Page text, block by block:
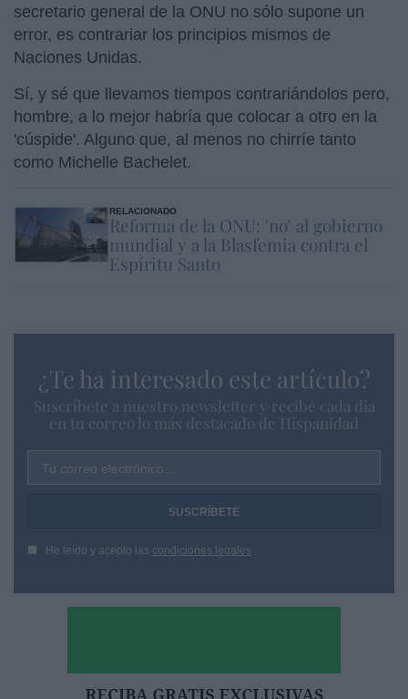
secretario general de la ONU no sólo supone un
error, es contrariar los principios mismos de
Naciones Unidas.
Sí, y sé que llevamos tiempos contrariándolos pero,
hombre, a lo mejor habría que colocar a otro en la
'cúspide'. Alguno que, al menos no chirríe tanto
como Michelle Bachelet.
RELACIONADO
Reforma de la ONU: 'no' al gobierno
mundial y a la Blasfemia contra el
Espíritu Santo
¿Te ha interesado este artículo?
Suscríbete a nuestro newsletter y recibe cada dia
en tu correo lo más destacado de Hispanidad
Tu correo electrónico...
He leído y acepto las condiciones legales